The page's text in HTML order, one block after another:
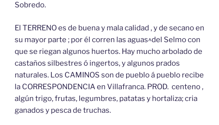
Sobredo.
El TERRENO es de buena y mala calidad , y de secano en
su mayor parte ; por él corren las aguas^del Selmo con
que se riegan algunos huertos. Hay mucho arbolado de
castaños silbestres ó ingertos, y algunos prados
naturales. Los CAMINOS son de pueblo á pueblo recibe
la CORRESPONDENCIA en Villafranca. PROD. centeno ,
algún trigo, frutas, legumbres, patatas y hortaliza; cria
ganados y pesca de truchas.